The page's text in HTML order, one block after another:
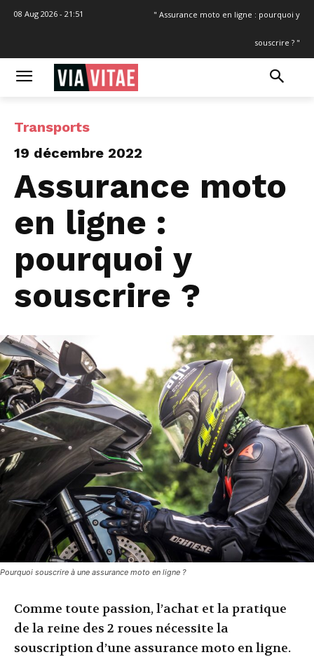
08 Aug 2026 - 21:51 " Assurance moto en ligne : pourquoi y
souscrire ? "
Transports
19 décembre 2022
Assurance moto
en ligne :
pourquoi y
souscrire ?
Pourquoi souscrire à une assurance moto en ligne ?
Comme toute passion, l’achat et la pratique
de la reine des 2 roues nécessite la
souscription d’une assurance moto en ligne.